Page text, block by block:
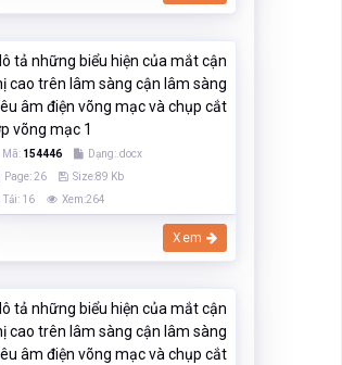
tả những biểu hiện của mắt cận
cao trên lâm sàng cận lâm sàng
âm điện võng mạc và chụp cắt
võng mạc 1
Mã: 154446
Dạng:.docx
Page: 26
Size:89 Kb
Tải: 16
Xem:264
Xem
tả những biểu hiện của mắt cận
cao trên lâm sàng cận lâm sàng
âm điện võng mạc và chụp cắt